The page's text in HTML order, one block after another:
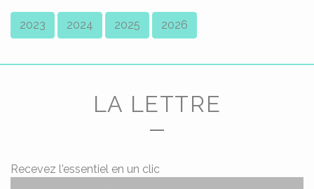
2023 2024 2025 2026
LA LETTRE
Recevez l'essentiel en un clic